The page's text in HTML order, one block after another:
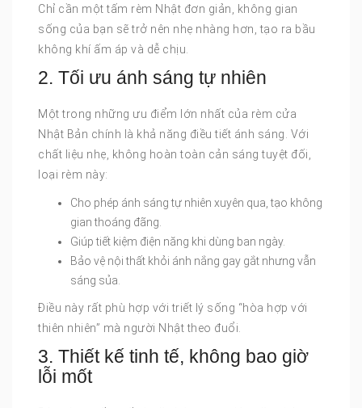
Chỉ cần một tấm rèm Nhật đơn giản, không gian
sống của bạn sẽ trở nên nhẹ nhàng hơn, tạo ra bầu
không khí ấm áp và dễ chịu.
2. Tối ưu ánh sáng tự nhiên
Một trong những ưu điểm lớn nhất của rèm cửa
Nhật Bản chính là khả năng điều tiết ánh sáng. Với
chất liệu nhẹ, không hoàn toàn cản sáng tuyệt đối,
loại rèm này:
Cho phép ánh sáng tự nhiên xuyên qua, tạo không
gian thoáng đãng.
Giúp tiết kiệm điện năng khi dùng ban ngày.
Bảo vệ nội thất khỏi ánh nắng gay gắt nhưng vẫn
sáng sủa.
Điều này rất phù hợp với triết lý sống “hòa hợp với
thiên nhiên” mà người Nhật theo đuổi.
3. Thiết kế tinh tế, không bao giờ
lỗi mốt